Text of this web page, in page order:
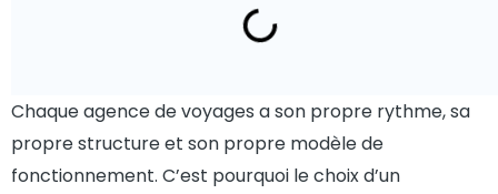
Chaque agence de voyages a son propre rythme, sa
propre structure et son propre modèle de
fonctionnement. C’est pourquoi le choix d’un